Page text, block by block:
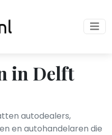
in Delft
autodealers,
en autohandelaren die